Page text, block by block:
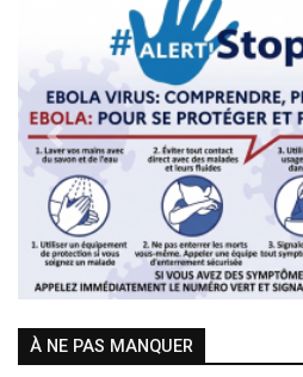
Previous
À NE PAS MANQUER